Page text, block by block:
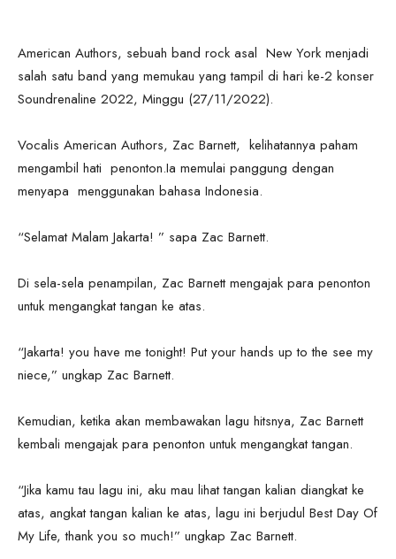
American Authors, sebuah band rock asal New York menjadi
salah satu band yang memukau yang tampil di hari ke-2 konser
Soundrenaline 2022, Minggu (27/11/2022).
Vocalis American Authors, Zac Barnett, kelihatannya paham
mengambil hati penonton.Ia memulai panggung dengan
menyapa menggunakan bahasa Indonesia.
“Selamat Malam Jakarta! ” sapa Zac Barnett.
Di sela-sela penampilan, Zac Barnett mengajak para penonton
untuk mengangkat tangan ke atas.
“Jakarta! you have me tonight! Put your hands up to the see my
niece,” ungkap Zac Barnett.
Kemudian, ketika akan membawakan lagu hitsnya, Zac Barnett
kembali mengajak para penonton untuk mengangkat tangan.
“Jika kamu tau lagu ini, aku mau lihat tangan kalian diangkat ke
atas, angkat tangan kalian ke atas, lagu ini berjudul Best Day Of
My Life, thank you so much!” ungkap Zac Barnett.